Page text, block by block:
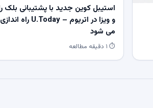
استیبل کوین جدید با پشتیبانی بلک
و ویزا در اتریوم – U.Today راه اندازی
می شود
⏱ ۱ دقیقه مطالعه